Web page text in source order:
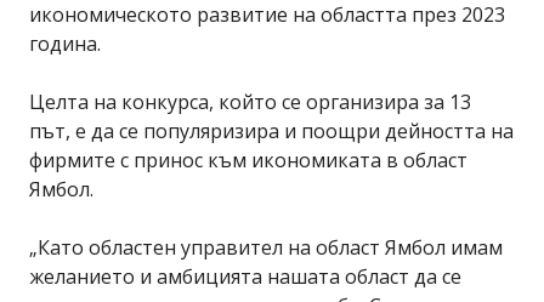
икономическото развитие на областта през 2023
година.
Целта на конкурса, който се организира за 13
път, е да се популяризира и поощри дейността на
фирмите с принос към икономиката в област
Ямбол.
„Като областен управител на област Ямбол имам
желанието и амбицията нашата област да се